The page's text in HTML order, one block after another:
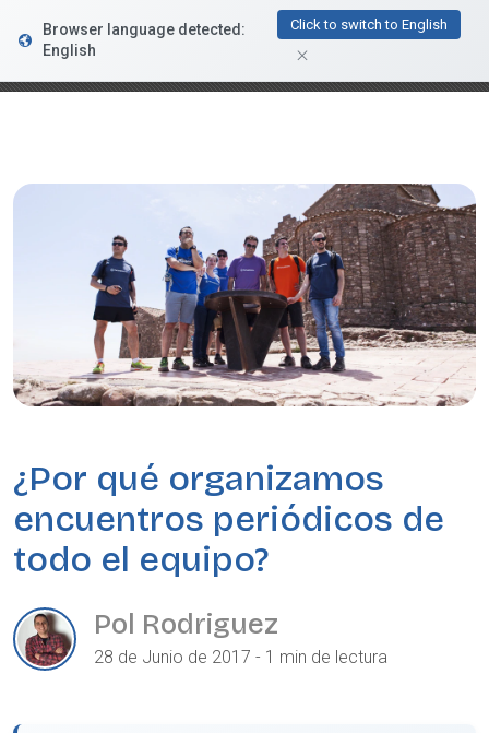
FacturaDirecta
Browser language detected:
English
Click to switch to English
¿Por qué organizamos
encuentros periódicos de
todo el equipo?
Pol Rodriguez
28 de Junio de 2017 - 1 min de lectura